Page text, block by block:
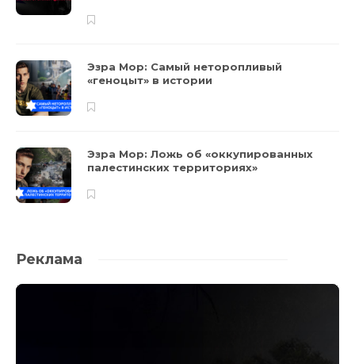
Эзра Мор: Самый неторопливый
«геноцыт» в истории
Эзра Мор: Ложь об «оккупированных
палестинских территориях»
Реклама